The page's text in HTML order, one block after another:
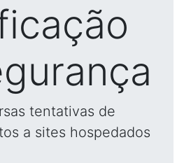
tentativas de
a sites hospedados